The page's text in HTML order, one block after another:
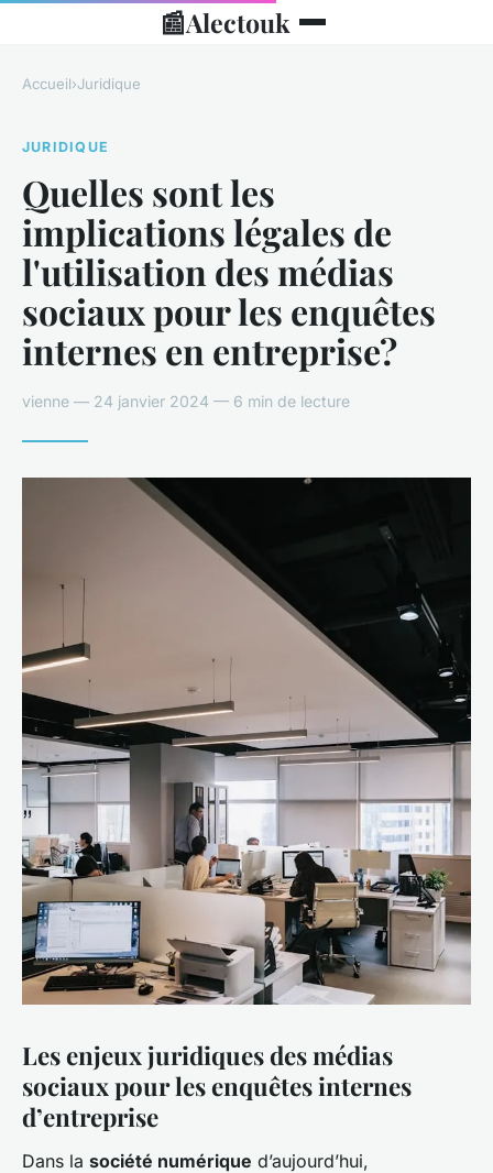
📰Alectouk
Accueil›Juridique
JURIDIQUE
Quelles sont les
implications légales de
l'utilisation des médias
sociaux pour les enquêtes
internes en entreprise?
vienne — 24 janvier 2024 — 6 min de lecture
Les enjeux juridiques des médias
sociaux pour les enquêtes internes
d’entreprise
Dans la société numérique d’aujourd’hui,